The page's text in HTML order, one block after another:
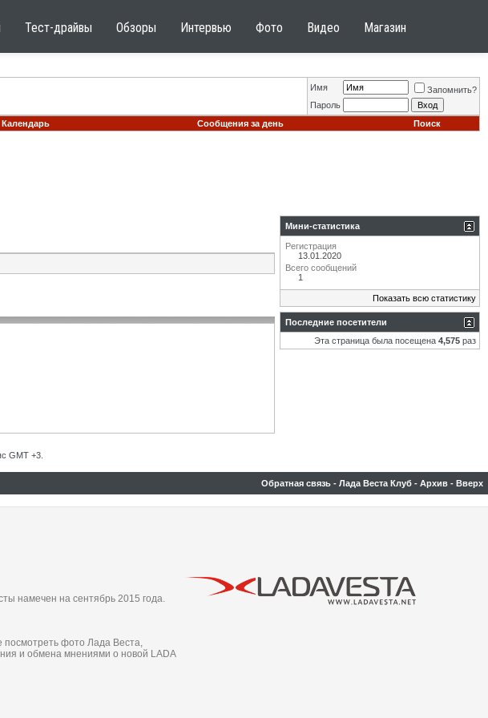
Тест-драйвы Обзоры Интервью Фото Видео Магазин
Имя
Запомнить?
Пароль
Календарь Сообщения за день Поиск
Мини-статистика
Регистрация
13.01.2020
Всего сообщений
1
Показать всю статистику
Последние посетители
Эта страница была посещена 4,575 раз
GMT +3.
Обратная связь - Лада Веста Клуб - Архив - Вверх
намечен на сентябрь 2015 года.
посмотреть фото Лада Веста,
и обмена мнениями о новой LADA